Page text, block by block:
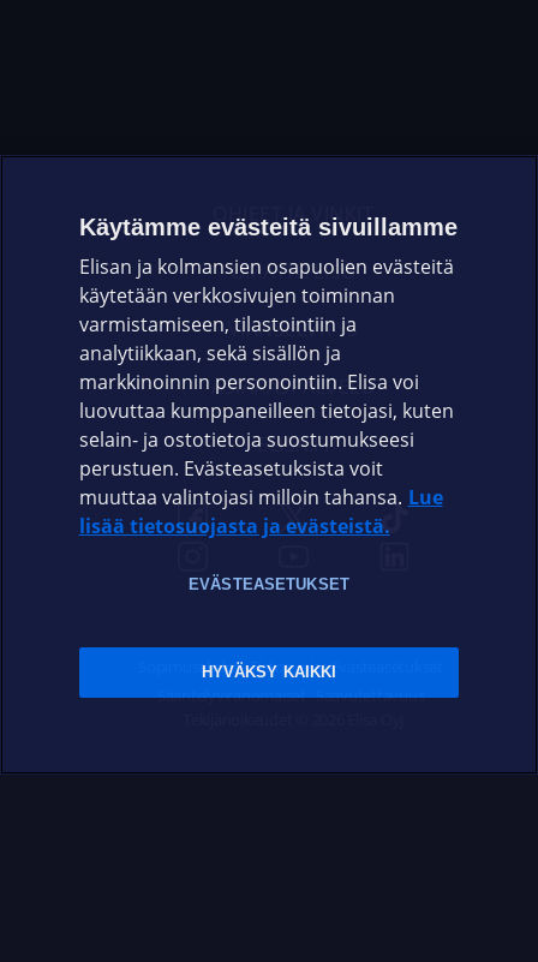
OHJEET JA VINKIT
OMAYHTEISÖ
VIANSELVITYS
ASIAKASPALVELU
ELISA.FI
Sopimusehdot Tietosuoja Evästeasetukset
Sääntelyviranomaiset Saavutettavuus
Käytämme evästeitä sivuillamme
Elisan ja kolmansien osapuolien evästeitä
käytetään verkkosivujen toiminnan
varmistamiseen, tilastointiin ja
analytiikkaan, sekä sisällön ja
markkinoinnin personointiin. Elisa voi
luovuttaa kumppaneilleen tietojasi, kuten
selain- ja ostotietoja suostumukseesi
perustuen. Evästeasetuksista voit
muuttaa valintojasi milloin tahansa. Lue
lisää tietosuojasta ja evästeistä.
EVÄSTEASETUKSET
HYVÄKSY KAIKKI